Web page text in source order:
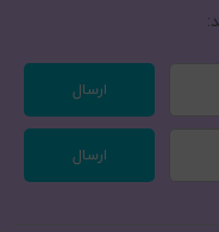
ارسال
ارسال